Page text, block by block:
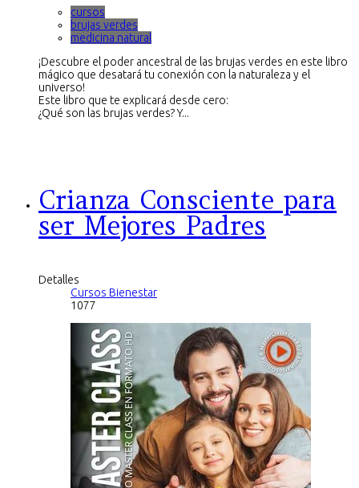
cursos
brujas verdes
medicina natural
¡Descubre el poder ancestral de las brujas verdes en este libro
mágico que desatará tu conexión con la naturaleza y el
universo!
Este libro que te explicará desde cero:
¿Qué son las brujas verdes? Y...
Crianza Consciente para
ser Mejores Padres
Detalles
Cursos Bienestar
1077